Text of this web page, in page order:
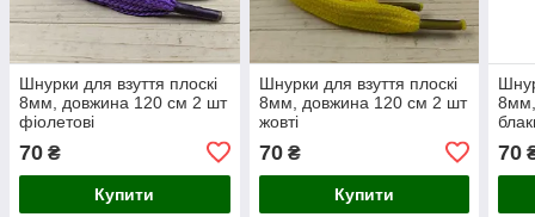
Шнурки для взуття плоскі
8мм, довжина 120 см 2 шт
фіолетові
70 ₴
Купити
Шнурки для взуття плоскі
8мм, довжина 120 см 2 шт
жовті
70₴
Купити
70